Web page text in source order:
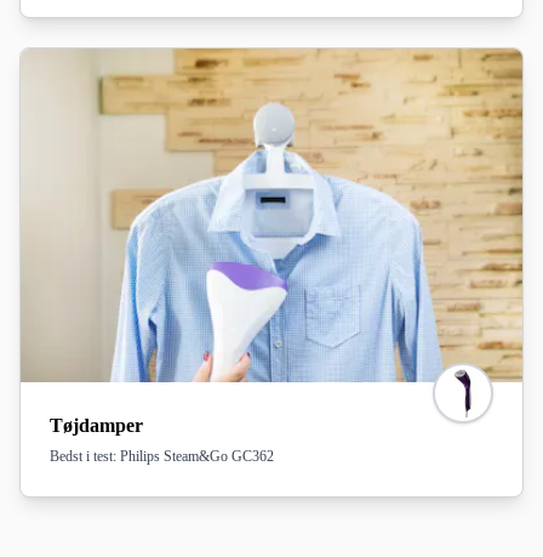
Tøjdamper
Bedst i test: Philips Steam&Go GC362